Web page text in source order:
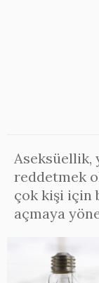
Aseksüellik,
reddetmek
çok kişi için
açmaya